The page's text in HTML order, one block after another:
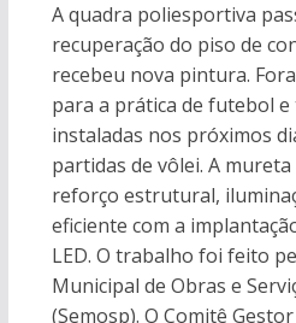
A quadra poliesportiva
recuperação do piso de
recebeu nova pintura.
para a prática de futebol
instaladas nos próximos
partidas de vôlei. A
reforço estrutural,
eficiente com a
LED. O trabalho foi feito
Municipal de Obras e
(Semosp). O Comitê